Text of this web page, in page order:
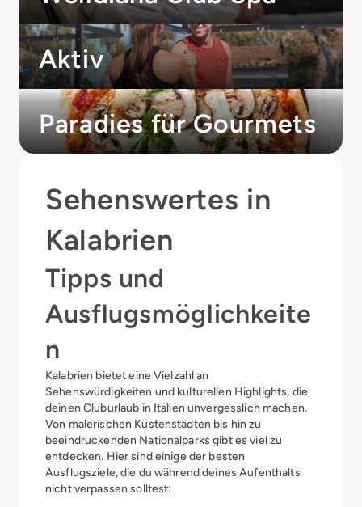
Aktiv
Paradies für Gourmets
Sehenswertes in
Kalabrien
Tipps und
Ausflugsmöglichkeite
n
Kalabrien bietet eine Vielzahl an
Sehenswürdigkeiten und kulturellen Highlights, die
deinen Cluburlaub in Italien unvergesslich machen.
Von malerischen Küstenstädten bis hin zu
beeindruckenden Nationalparks gibt es viel zu
entdecken. Hier sind einige der besten
Ausflugsziele, die du während deines Aufenthalts
nicht verpassen solltest: